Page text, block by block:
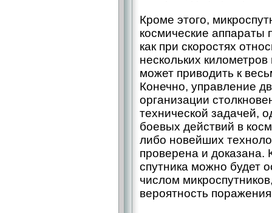
Кроме этого,
космические аппараты
как при скоростях
нескольких
может приводить к
Конечно, управление
организации
технической задачей,
боевых действий в
либо новейших
проверена и доказана.
спутника можно будет
числом
вероятность